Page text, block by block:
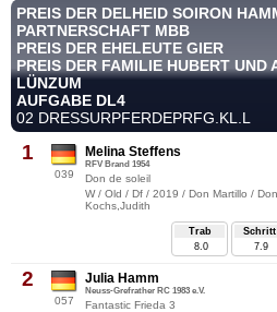
PREIS DER DELHEID SOIRON
PARTNERSCHAFT MBB
PREIS DER EHELEUTE GIER
PREIS DER FAMILIE HUBERT UND
LÜNZUM
AUFGABE DL4
02 DRESSURPFERDEPRFG.KL.L
1
039
Melina Steffens
RFV Brand 1954
Don de soleil
W / Old / Df / 2019 / Don Martillo /
Kochs,Judith
Schritt
7.9
Trab
8.0
2
057
Julia Hamm
Neuss-Grefrather RC 1983 e.V.
Fantastic Frieda 3